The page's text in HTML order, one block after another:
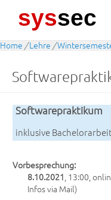
syssec
Home / Lehre /
Softwarepraktikum
inklusive
Vorbesprechung:
8.10.2021, 13:00,
Infos via Mail)